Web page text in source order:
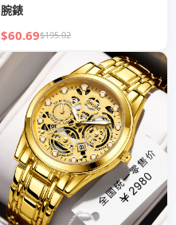
腕錶
$60.69$195.02